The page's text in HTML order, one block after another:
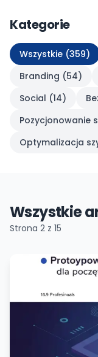
Kategorie
Wszystkie (359)
Branding (54)
Social (14)
Pozycjonowanie
Optymalizacja
Wszystkie
Strona 2 z 15